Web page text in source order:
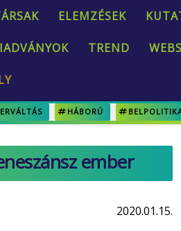
ELEMZÉSEK
TREND
HÁBORÚ
ember
2020.01.15.